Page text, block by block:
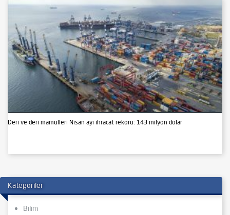
Deri ve deri mamulleri Nisan ayı ihracat rekoru: 143 milyon dolar
Kategoriler
Bilim